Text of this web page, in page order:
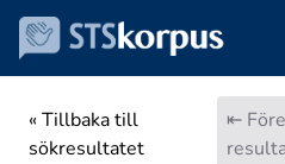
« Tillbaka till
sökresultatet
⇤